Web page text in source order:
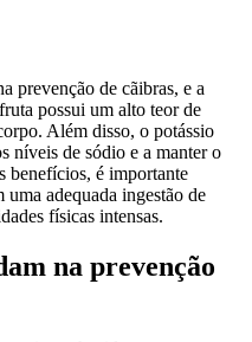
prevenção de cãibras, e a
possui um alto teor de
Além disso, o potássio
níveis de sódio e a manter o
benefícios, é importante
adequada ingestão de
físicas intensas.
na prevenção